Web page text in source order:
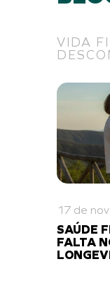
VIDA
17 de
SAÚDE
FALTA